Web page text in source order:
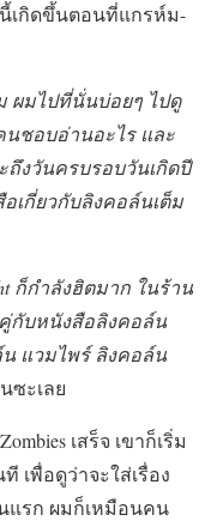
เกิดขึ้นตอนที่แกรห์ม-
ผมไปที่นั่นบ่อยๆ ไปดู
ชอบอ่านอะไร และ
ถึงวันครบรอบวันเกิดปี
เกี่ยวกับลิงคอล์นเต็ม
ก็กำลังฮิตมาก ในร้าน
คู่กับหนังสือลิงคอล์น
แวมไพร์ ลิงคอล์น
ซะเลย
เสร็จ เขาก็เริ่ม
เพื่อดูว่าจะใส่เรื่อง
แรก ผมก็เหมือนคน